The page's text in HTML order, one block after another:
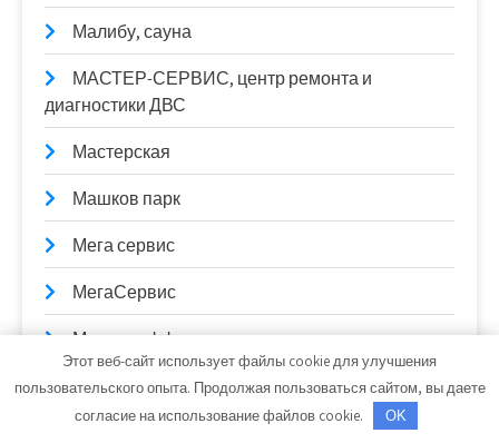
Малибу, сауна
МАСТЕР-СЕРВИС, центр ремонта и
диагностики ДВС
Мастерская
Машков парк
Мега сервис
МегаСервис
Медведефф, комплекс
Металлург, санаторий-профилакторий
Этот веб-сайт использует файлы cookie для улучшения
пользовательского опыта. Продолжая пользоваться сайтом, вы даете
согласие на использование файлов cookie.
OK